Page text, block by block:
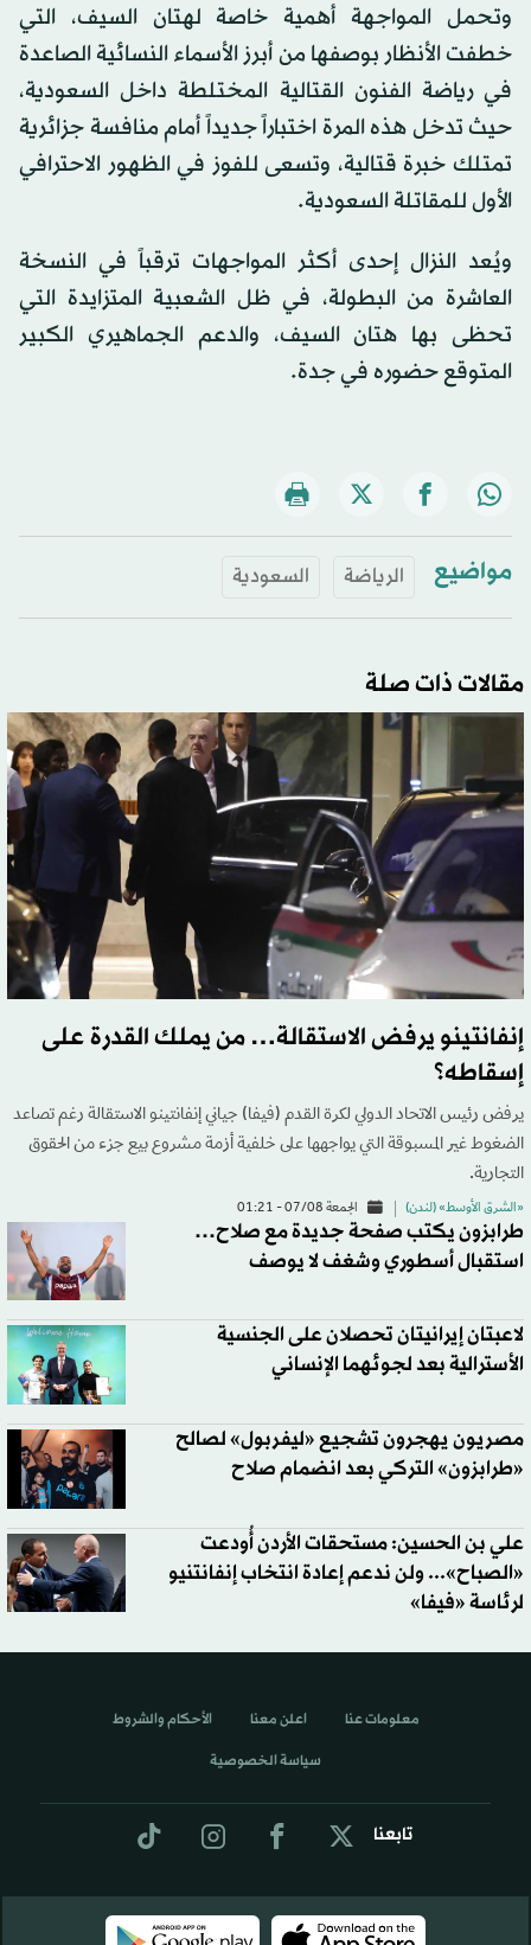
وتحمل المواجهة أهمية خاصة لهتان السيف، التي
خطفت الأنظار بوصفها من أبرز الأسماء النسائية الصاعدة
في رياضة الفنون القتالية المختلطة داخل السعودية،
حيث تدخل هذه المرة اختباراً جديداً أمام منافسة جزائرية
تمتلك خبرة قتالية، وتسعى للفوز في الظهور الاحترافي
الأول للمقاتلةالسعودية.
ويُعد النزال إحدى أكثر المواجهات ترقباً في النسخة
العاشرة من البطولة، في ظل الشعبية المتزايدة التي
تحظى بها هتان السيف، والدعم الجماهيري الكبير
المتوقع حضوره في جدة.
مواضيع الرياضة السعودية
مقالات ذات صلة
إنفانتينو يرفض الاستقالة… من يملك القدرة على
إسقاطه؟
يرفض رئيس الاتحاد الدولي لكرة القدم (فيفا) جياني إنفانتينو الاستقالة رغم تصاعد
الضغوط غير المسبوقة التي يواجهها على خلفية أزمة مشروع بيع جزء من الحقوق
التجارية.
«الشرق الأوسط» (لندن) الجمعة 07/08 - 01:21
طرابزون يكتب صفحة جديدة مع صلاح…
استقبال أسطوري وشغف لا يوصف
لاعبتان إيرانيتان تحصلان على الجنسية
الأسترالية بعد لجوئهما الإنساني
مصريون يهجرون تشجيع «ليفربول» لصالح
«طرابزون» التركي بعد انضمام صلاح
علي بن الحسين: مستحقات الأردن أُودعت
«الصباح»... ولن ندعم إعادة انتخاب إنفانتنيو
لرئاسة «فيفا»
تابعنا
معلومات عنا اعلن معنا الأحكام والشروط
سياسة الخصوصية